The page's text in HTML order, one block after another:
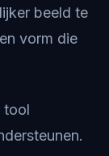
beeld te
vorm die
tool